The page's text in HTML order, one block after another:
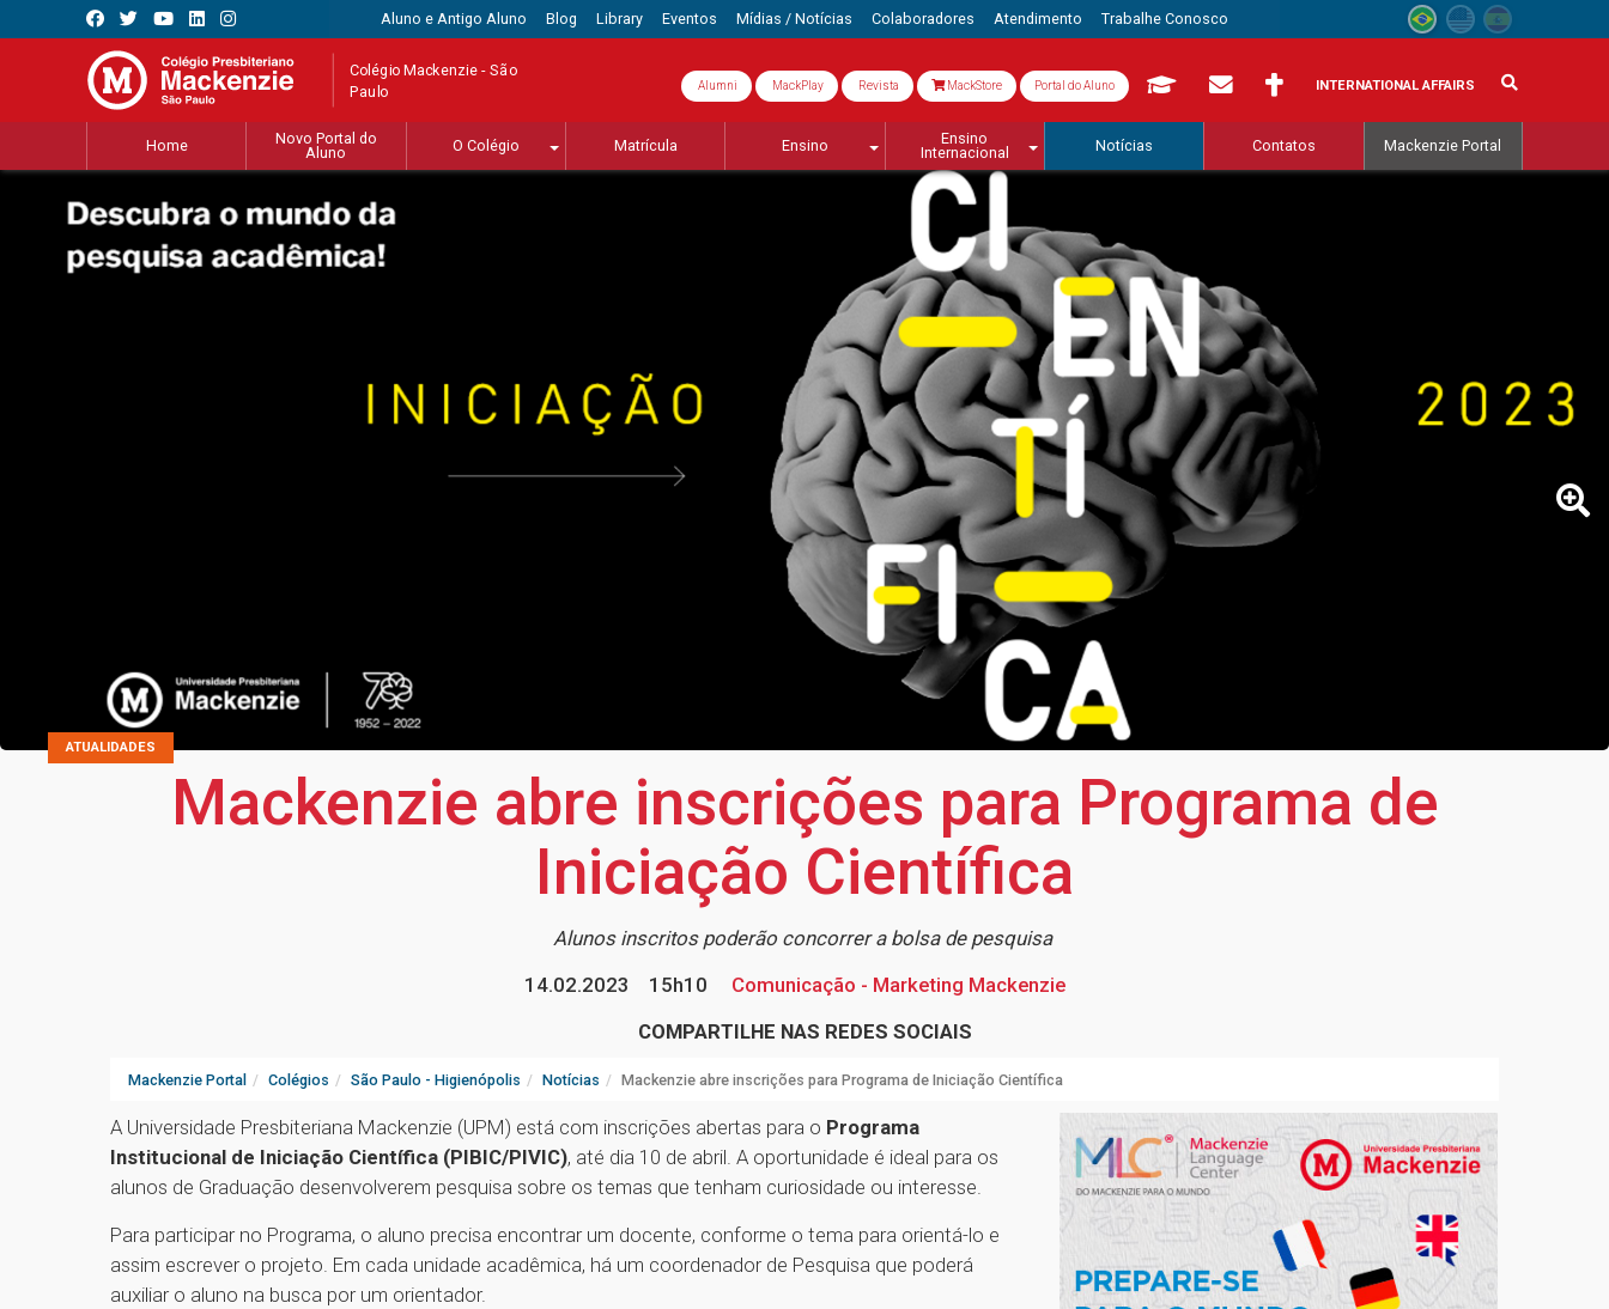
Aluno e Antigo Aluno Blog Library Eventos Mídias / Notícias Colaboradores Atendimento Trabalhe Conosco
Colégio Mackenzie - São
Paulo Alumni MackPlay Revista MackStore Portal do Aluno INTERNATIONAL AFFAIRS
Home
Novo Portal do
Aluno
O Colégio Matrícula Ensino
Ensino
Internacional
Notícias Contatos Mackenzie Portal
ATUALIDADES
Mackenzie abre inscrições para Programa de
Iniciação Científica
Alunos inscritos poderão concorrer a bolsa de pesquisa
14.02.2023
15h10
Comunicação - Marketing Mackenzie
COMPARTILHE NAS REDES SOCIAIS
Mackenzie Portal Colégios São Paulo - Higienópolis Notícias Mackenzie abre inscrições para Programa de Iniciação Científica
A Universidade Presbiteriana Mackenzie (UPM) está com inscrições abertas para o Programa
Institucional de Iniciação Científica (PIBIC/PIVIC), até dia 10 de abril. A oportunidade é ideal para os
alunos de Graduação desenvolverem pesquisa sobre os temas que tenham curiosidade ou interesse.
Para participar no Programa, o aluno precisa encontrar um docente, conforme o tema para orientá-lo e
assim escrever o projeto. Em cada unidade acadêmica, há um coordenador de Pesquisa que poderá
auxiliar o aluno na busca por um orientador.